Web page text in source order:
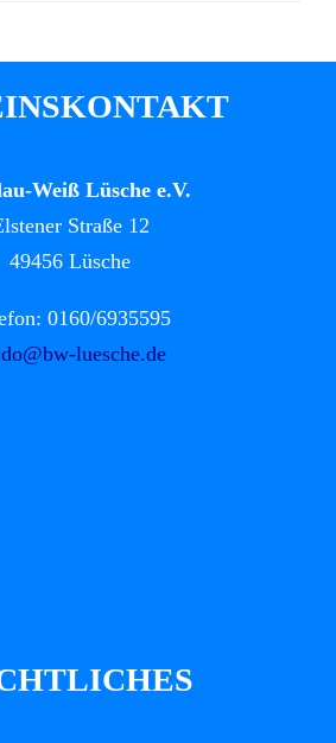
Weiß Lüsche e.V.
Straße 12
49456 Lüsche
0160/6935595
luesche.de